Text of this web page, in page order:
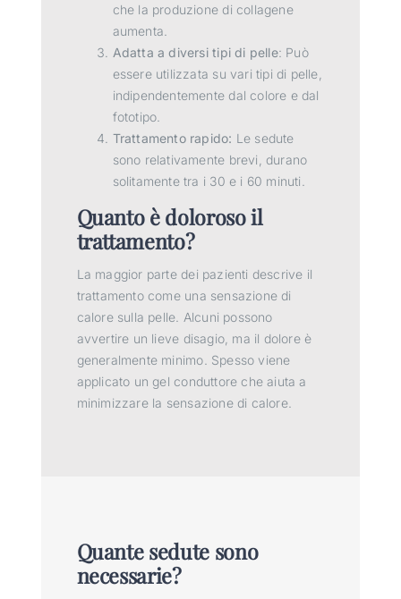
che la produzione di collagene
aumenta.
Adatta a diversi tipi di pelle: Può
essere utilizzata su vari tipi di pelle,
indipendentemente dal colore e dal
fototipo.
Trattamento rapido: Le sedute
sono relativamente brevi, durano
solitamente tra i 30 e i 60 minuti.
Quanto è doloroso il
trattamento?
La maggior parte dei pazienti descrive il
trattamento come una sensazione di
calore sulla pelle. Alcuni possono
avvertire un lieve disagio, ma il dolore è
generalmente minimo. Spesso viene
applicato un gel conduttore che aiuta a
minimizzare la sensazione di calore.
Quante sedute sono
necessarie?